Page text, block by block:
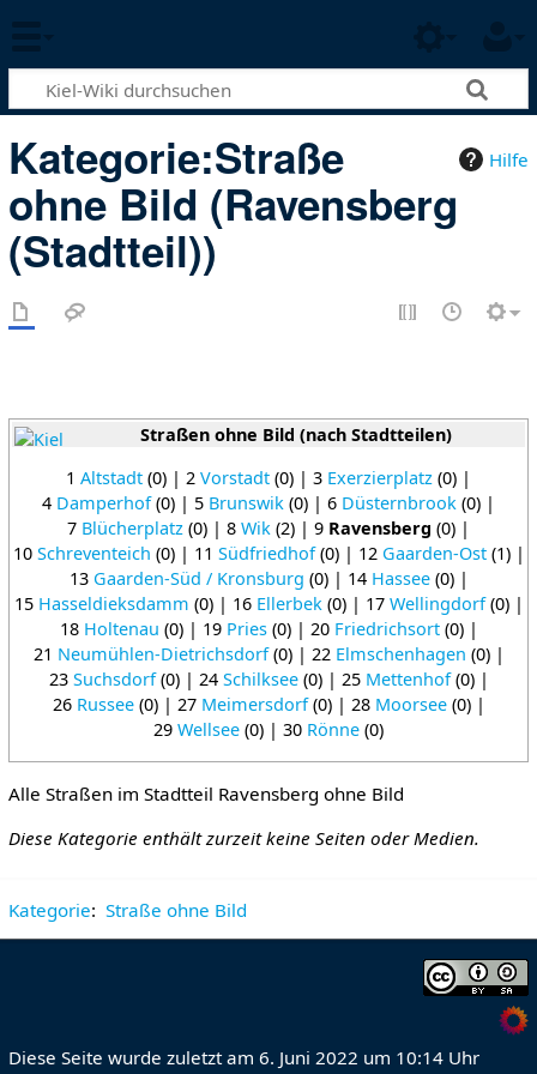
Hilfe
Kategorie:Straße
ohne Bild (Ravensberg
(Stadtteil))
Straßen ohne Bild (nach Stadtteilen)
1 Altstadt (0) | 2 Vorstadt (0) | 3 Exerzierplatz (0) |
4 Damperhof(0) | 5 Brunswik (0) | 6 Düsternbrook (0) |
7 Blücherplatz (0) | 8 Wik (2) | 9 Ravensberg (0) |
10 Schreventeich (0) | 11 Südfriedhof(0) | 12 Gaarden-Ost(1) |
13 Gaarden-Süd / Kronsburg (0) | 14 Hassee(0) |
15 Hasseldieksdamm (0) | 16 Ellerbek (0) | 17 Wellingdorf(0) |
18 Holtenau (0) | 19 Pries(0) | 20 Friedrichsort(0) |
21 Neumühlen-Dietrichsdorf(0) | 22 Elmschenhagen (0) |
23 Suchsdorf(0) | 24 Schilksee(0) | 25 Mettenhof(0) |
26 Russee(0) | 27 Meimersdorf(0) | 28 Moorsee(0) |
29 Wellsee (0) | 30 Rönne (0)
Alle Straßen im Stadtteil Ravensberg ohne Bild
Diese Kategorie enthält zurzeit keine Seiten oder Medien.
Kategorie: Straße ohne Bild
Diese Seite wurde zuletzt am 6. Juni 2022 um 10:14 Uhr